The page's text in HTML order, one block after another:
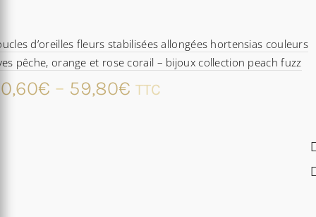
d’oreilles fleurs stabilisées allongées hortensias couleurs
pêche, orange et rose corail – bijoux collection peach fuzz
€ – 59,80€ TTC